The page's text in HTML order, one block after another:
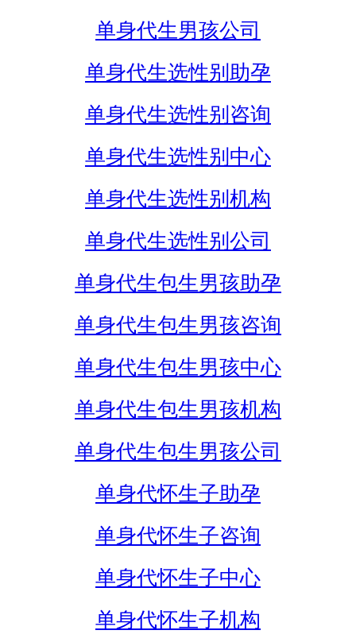
单身代生男孩公司
单身代生选性别助孕
单身代生选性别咨询
单身代生选性别中心
单身代生选性别机构
单身代生选性别公司
单身代生包生男孩助孕
单身代生包生男孩咨询
单身代生包生男孩中心
单身代生包生男孩机构
单身代生包生男孩公司
单身代怀生子助孕
单身代怀生子咨询
单身代怀生子中心
单身代怀生子机构